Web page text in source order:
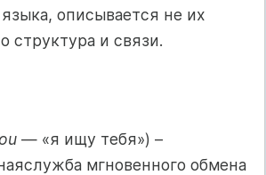
описывается не их
структура и связи.
— «я ищу тебя») –
мгновенного обмена